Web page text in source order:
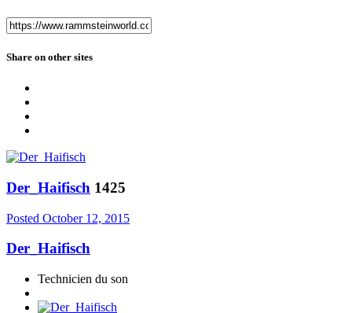
Share on other sites
Der_Haifisch 1425
Posted October 12, 2015
Der_Haifisch
Technicien du son